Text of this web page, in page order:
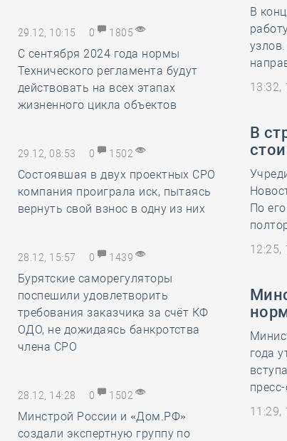
29.12, 10:15 0 1805
С сентября 2024 года нормы
Технического регламента будут
действовать на всех этапах
жизненного цикла объектов
29.12, 08:53 0 1502
Состоявшая в двух проектных СРО
компания проиграла иск, пытаясь
вернуть свой взнос в одну из них
28.12, 15:57 0 1439
Бурятские саморегуляторы
поспешили удовлетворить
требования заказчика за счёт КФ
ОДО, не дожидаясь банкротства
члена СРО
28.12, 14:28 0 1502
Минстрой России и «Дом.РФ»
создали экспертную группу по
В
13:32,
В
По
12:25,
года
11:29,